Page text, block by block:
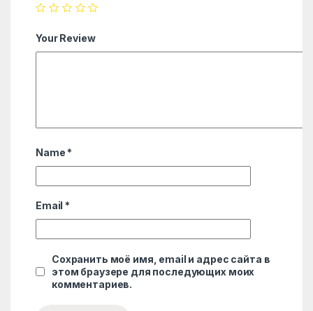
Your Review
Name *
Email *
Сохранить моё имя, email и адрес сайта в
этом браузере для последующих моих
комментариев.